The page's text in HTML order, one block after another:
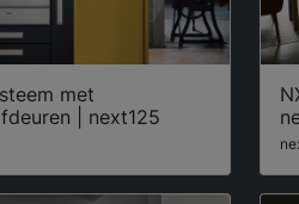
met
| next125